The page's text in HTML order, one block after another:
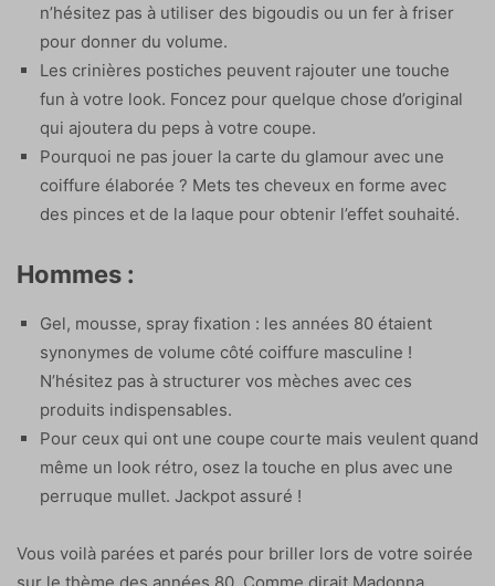
n’hésitez pas à utiliser des bigoudis ou un fer à friser
pour donner du volume.
Les crinières postiches peuvent rajouter une touche
fun à votre look. Foncez pour quelque chose d’original
qui ajoutera du peps à votre coupe.
Pourquoi ne pas jouer la carte du glamour avec une
coiffure élaborée ? Mets tes cheveux en forme avec
des pinces et de la laque pour obtenir l’effet souhaité.
Hommes :
Gel, mousse, spray fixation : les années 80 étaient
synonymes de volume côté coiffure masculine !
N’hésitez pas à structurer vos mèches avec ces
produits indispensables.
Pour ceux qui ont une coupe courte mais veulent quand
même un look rétro, osez la touche en plus avec une
perruque mullet. Jackpot assuré !
Vous voilà parées et parés pour briller lors de votre soirée